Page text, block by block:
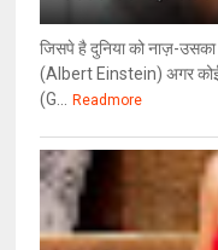
जिसपे है दुनिया को नाज़-
(Albert Einstein) अगर कोई
(G...
Readmore